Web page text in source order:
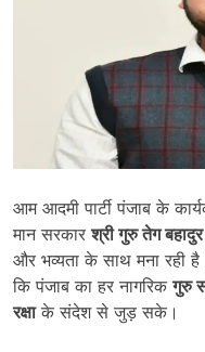
आम आदमी पार्टी पंजाब के
मान सरकारश्री गुरु तेग
और भव्यता के साथ मना रही
कि पंजाब का हर नागरिकगुरु
रक्षाके संदेश से जुड़ सके।